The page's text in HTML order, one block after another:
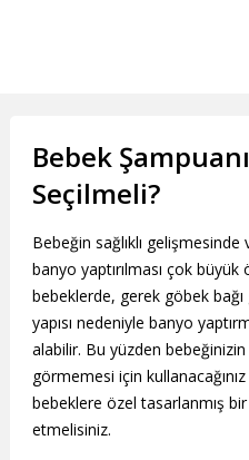
Bebek
Seçilmeli?
Bebeğin sağlıklı gelişmesinde
banyo yaptırılması çok
bebeklerde, gerek göbek
yapısı nedeniyle banyo
alabilir. Bu yüzden bebeğinizin
görmemesi için
bebeklere özel tasarlanmış
etmelisiniz.